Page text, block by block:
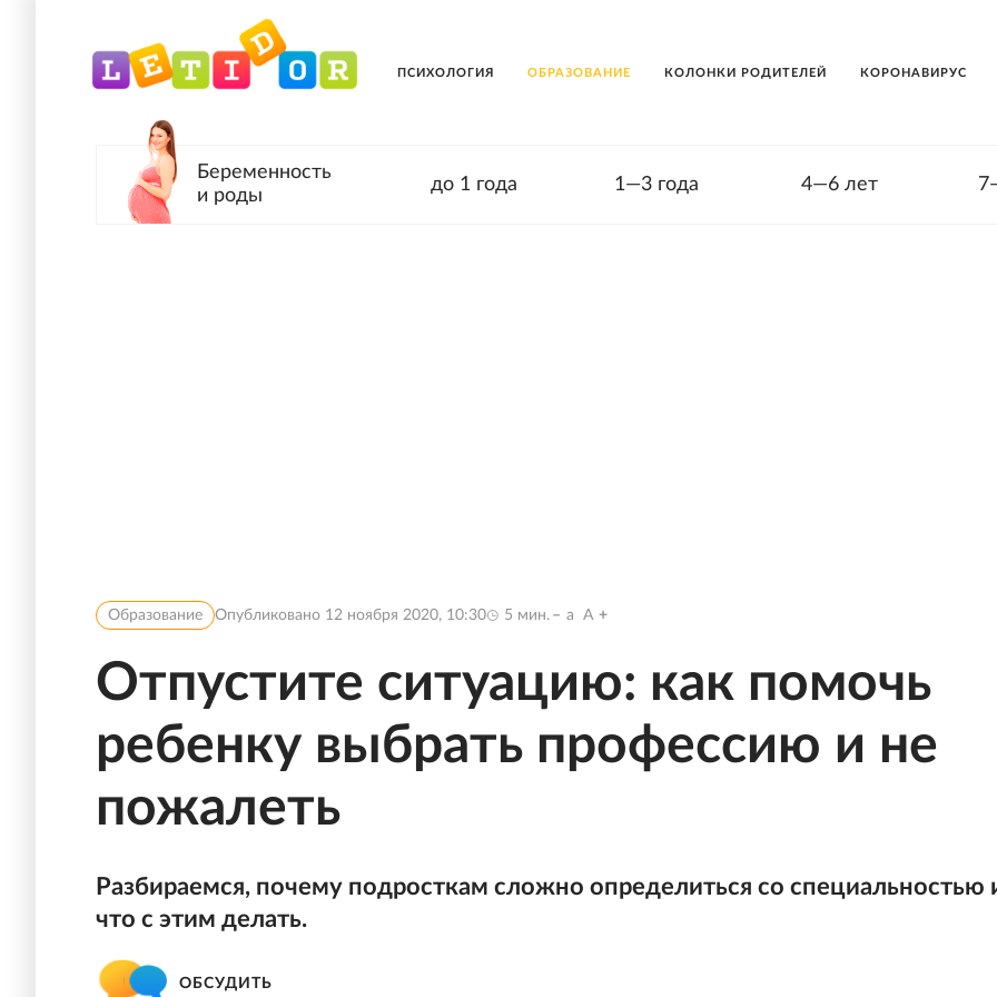
ПСИХОЛОГИЯ ОБРАЗОВАНИЕ КОЛОНКИ РОДИТЕЛЕЙ КОРОНАВИРУС
Беременность
и роды
до 1 года 1—3 года 4—6 лет
Образование Опубликовано 12 ноября 2020, 10:30 5 мин. a A
Отпустите ситуацию: как помочь
ребенку выбрать профессию и не
пожалеть
Разбираемся, почему подросткам сложно определиться со специальностью
что с этим делать.
ОБСУДИТЬ